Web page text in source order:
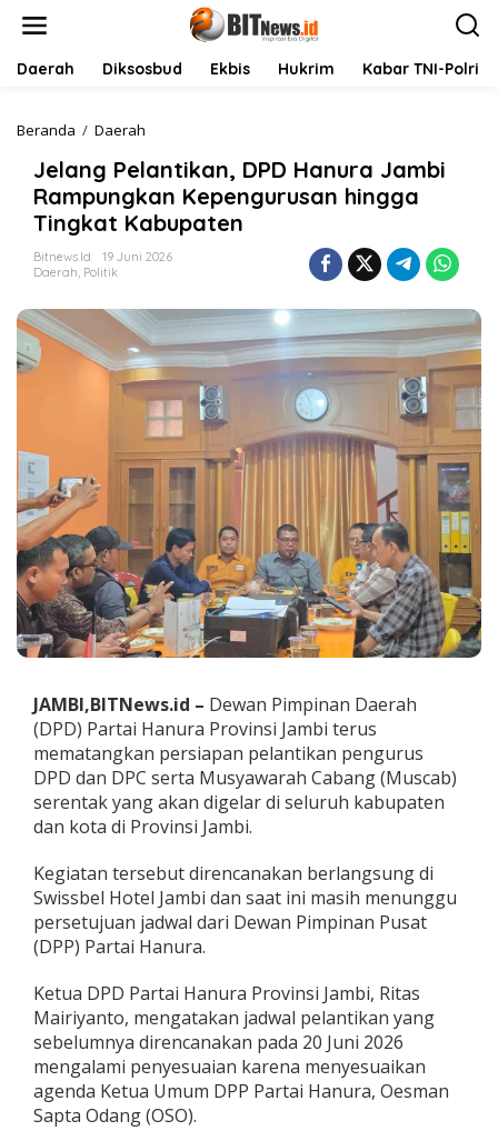
Daerah Diksosbud Ekbis Hukrim Kabar TNI-Polri
Beranda / Daerah
l
a
n
g
P
a
t
i
k
a
n
,
D
D
H
a
n
u
r
a
J
b
i
R
a
m
p
u
g
k
a
n
K
p
e
n
g
u
r
u
s
Jelang Pelantikan, DPD Hanura Jambi
Rampungkan Kepengurusan hingga
Tingkat Kabupaten
Bitnews.id
19 Juni 2026
Daerah, Politik
JAMBI,BITNews.id – Dewan Pimpinan Daerah
(DPD) Partai Hanura Provinsi Jambi terus
mematangkan persiapan pelantikan pengurus
DPD dan DPC serta Musyawarah Cabang (Muscab)
serentak yang akan digelar di seluruh kabupaten
dan kota di Provinsi Jambi.
Kegiatan tersebut direncanakan berlangsung di
Swissbel Hotel Jambi dan saat ini masih menunggu
persetujuan jadwal dari Dewan Pimpinan Pusat
(DPP) Partai Hanura.
Ketua DPD Partai Hanura Provinsi Jambi, Ritas
Mairiyanto, mengatakan jadwal pelantikan yang
sebelumnya direncanakan pada 20 Juni 2026
mengalami penyesuaian karena menyesuaikan
agenda Ketua Umum DPP Partai Hanura, Oesman
Sapta Odang (OSO).